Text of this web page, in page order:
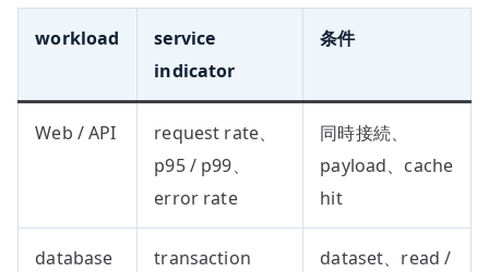
workload
service
indicator
条件
Web / API
request rate、
p95 / p99、
error rate
同時接続、
payload、cache
hit
database
transaction
dataset、read /